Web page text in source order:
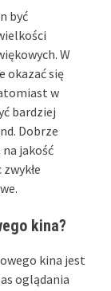
być
W
okazać się
w
bardziej
Dobrze
jakość
kina?
kina jest
oglądania